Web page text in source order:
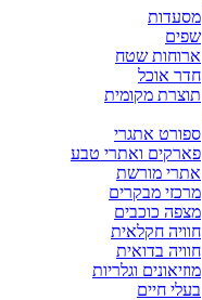
מסעדות
שפים
ארוחות שטח
חדר אוכל
תוצרת מקומית
ספורט אתגרי
פארקים ואתרי טבע
אתרי מורשת
מרכזי מבקרים
מצפה כוכבים
חוויה חקלאית
חוויה בדואית
מוזיאונים וגלריות
בעלי חיים